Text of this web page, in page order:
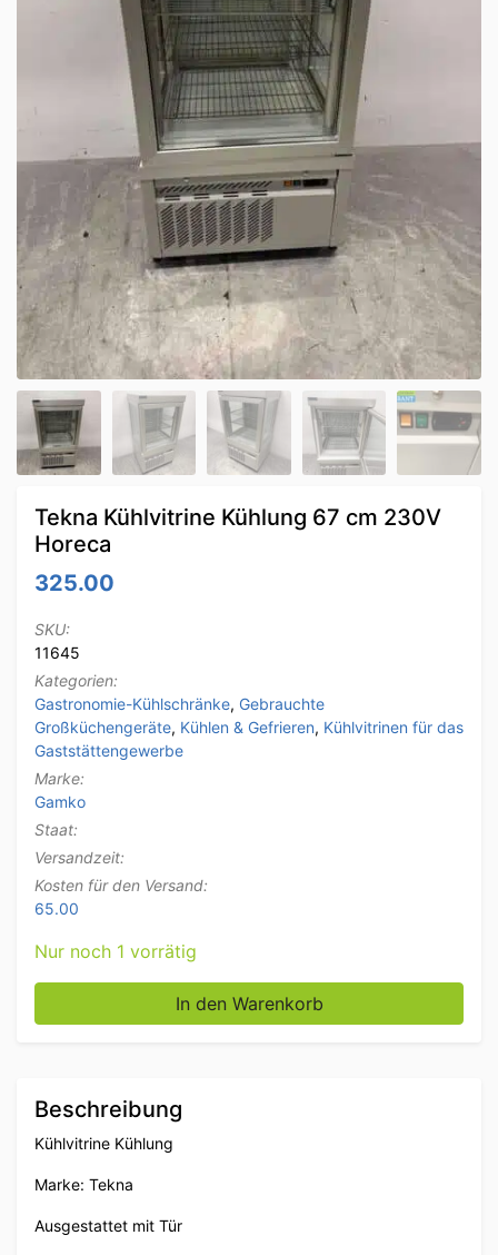
Tekna Kühlvitrine Kühlung 67 cm 230V
Horeca
325.00
SKU:
11645
Kategorien:
Gastronomie-Kühlschränke, Gebrauchte
Großküchengeräte, Kühlen & Gefrieren, Kühlvitrinen für das
Gaststättengewerbe
Marke:
Gamko
Staat:
Versandzeit:
Kosten für den Versand:
65.00
Nur noch 1 vorrätig
Tekna Kühlvitrine Kühlung 67 cm 230V Horeca Menge
In den Warenkorb
Beschreibung
Kühlvitrine Kühlung
Marke: Tekna
Ausgestattet mit Tür